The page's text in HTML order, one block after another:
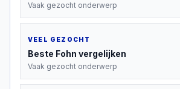
Vaak gezocht onderwerp
VEEL GEZOCHT
Beste Fohn vergelijken
Vaak gezocht onderwerp